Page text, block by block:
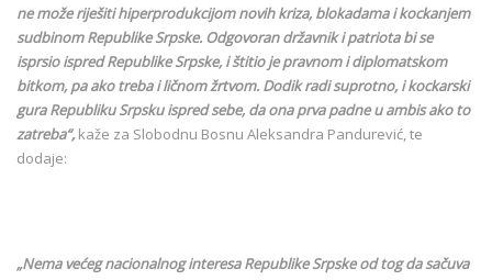
ne može riješiti hiperprodukcijom novih kriza, blokadama i kockanjem
sudbinom Republike Srpske. Odgovoran državnik i patriota bi se
isprsio ispred Republike Srpske, i štitio je pravnom i diplomatskom
bitkom, pa ako treba i ličnom žrtvom. Dodik radi suprotno, i kockarski
gura Republiku Srpsku ispred sebe, da ona prva padne u ambis ako to
zatreba“, kaže za Slobodnu Bosnu Aleksandra Pandurević, te
dodaje:
„Nema većeg nacionalnog interesa Republike Srpske od tog da sačuva